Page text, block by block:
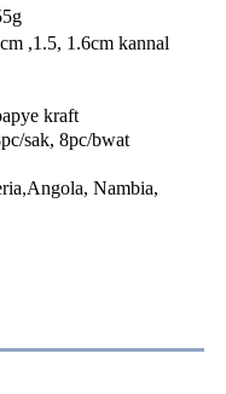
,1.5, 1.6cm kannal
kraft
sak, 8pc/bwat
,Angola, Nambia,